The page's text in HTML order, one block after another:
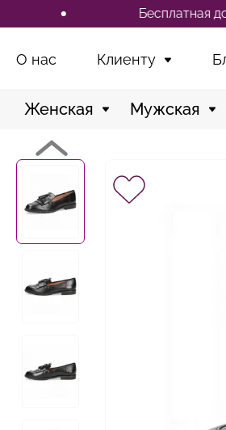
Бесплатная
О нас Клиенту
Женская Мужская